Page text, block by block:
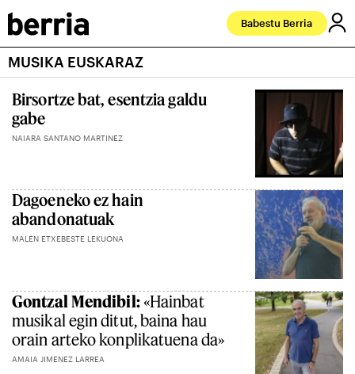
Babestu Berria
MUSIKA EUSKARAZ
Birsortze bat, esentzia galdu
gabe
NAIARA SANTANO MARTINEZ
Dagoeneko ez hain
abandonatuak
MALEN ETXEBESTE LEKUONA
Gontzal Mendibil:«Hainbat
musikal egin ditut, baina hau
orain arteko konplikatuena da»
AMAIA JIMENEZ LARREA